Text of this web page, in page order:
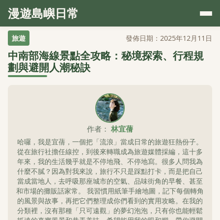
漫遊島嶼日常
旅遊 發佈日期：2025年12月11日
中南部海線景點全攻略：秘境探索、行程規
劃與避開人潮秘訣
作者： 林宜蒨
哈囉，我是宜蒨，一個把「流浪」當成日常的旅遊狂熱份子。
從在旅行社擔任線控，到後來轉職成為旅遊媒體採編，這十多
年來，我的生活幾乎就是不停地飛、不停地寫。很多人問我為
什麼不膩？因為對我來說，旅行不只是踩點打卡，而是把自己
當成當地人，去呼吸那座城市的空氣、品味街角的早餐、甚至
和市場的攤販話家常。 我習慣用紙筆手繪地圖，記下每個轉角
的風景與故事，再把它們整理成你們看到的實用攻略。在我的
分類裡，沒有那種「只可遠觀」的夢幻泡泡，只有你也能輕鬆